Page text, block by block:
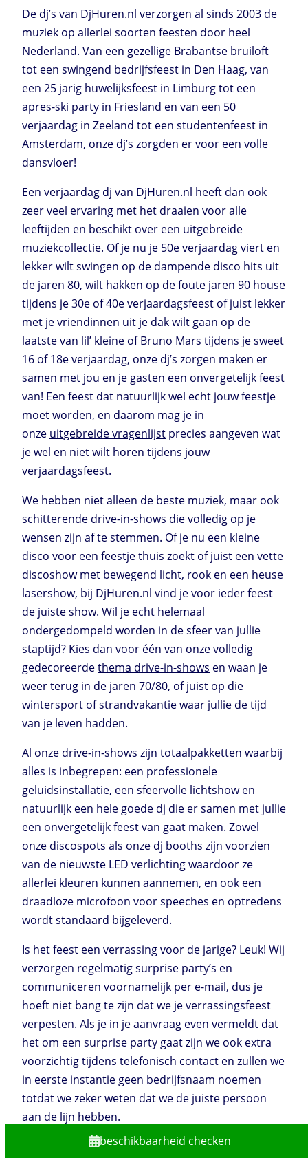
De dj’s van DjHuren.nl verzorgen al sinds 2003 de
muziek op allerlei soorten feesten door heel
Nederland. Van een gezellige Brabantse bruiloft
tot een swingend bedrijfsfeest in Den Haag, van
een 25 jarig huwelijksfeest in Limburg tot een
apres-ski party in Friesland en van een 50
verjaardag in Zeeland tot een studentenfeest in
Amsterdam, onze dj’s zorgden er voor een volle
dansvloer!
Een verjaardag dj van DjHuren.nl heeft dan ook
zeer veel ervaring met het draaien voor alle
leeftijden en beschikt over een uitgebreide
muziekcollectie. Of je nu je 50e verjaardag viert en
lekker wilt swingen op de dampende disco hits uit
de jaren 80, wilt hakken op de foute jaren 90 house
tijdens je 30e of 40e verjaardagsfeest of juist lekker
met je vriendinnen uit je dak wilt gaan op de
laatste van lil’ kleine of Bruno Mars tijdens je sweet
16 of 18e verjaardag, onze dj’s zorgen maken er
samen met jou en je gasten een onvergetelijk feest
van! Een feest dat natuurlijk wel echt jouw feestje
moet worden, en daarom mag je in
onze uitgebreide vragenlijst precies aangeven wat
je wel en niet wilt horen tijdens jouw
verjaardagsfeest.
We hebben niet alleen de beste muziek, maar ook
schitterende drive-in-shows die volledig op je
wensen zijn af te stemmen. Of je nu een kleine
disco voor een feestje thuis zoekt of juist een vette
discoshow met bewegend licht, rook en een heuse
lasershow, bij DjHuren.nl vind je voor ieder feest
de juiste show. Wil je echt helemaal
ondergedompeld worden in de sfeer van jullie
staptijd? Kies dan voor één van onze volledig
gedecoreerdethema drive-in-shows en waan je
weer terug in de jaren 70/80, of juist op die
wintersport of strandvakantie waar jullie de tijd
van je leven hadden.
Al onze drive-in-shows zijn totaalpakketten waarbij
alles is inbegrepen: een professionele
geluidsinstallatie, een sfeervolle lichtshow en
natuurlijk een hele goede dj die er samen met jullie
een onvergetelijk feest van gaat maken. Zowel
onze discospots als onze dj booths zijn voorzien
van de nieuwste LED verlichting waardoor ze
allerlei kleuren kunnen aannemen, en ook een
draadloze microfoon voor speeches en optredens
wordt standaard bijgeleverd.
Is het feest een verrassing voor de jarige? Leuk! Wij
verzorgen regelmatig surprise party’s en
communiceren voornamelijk per e-mail, dus je
hoeft niet bang te zijn dat we je verrassingsfeest
verpesten. Als je in je aanvraag even vermeldt dat
het om een surprise party gaat zijn we ook extra
voorzichtig tijdens telefonisch contact en zullen we
in eerste instantie geen bedrijfsnaam noemen
totdat we zeker weten dat we de juiste persoon
aan de lijn hebben.
Bij DjHuren.nl vind je dus altijd een show die
beschikbaarheid checken